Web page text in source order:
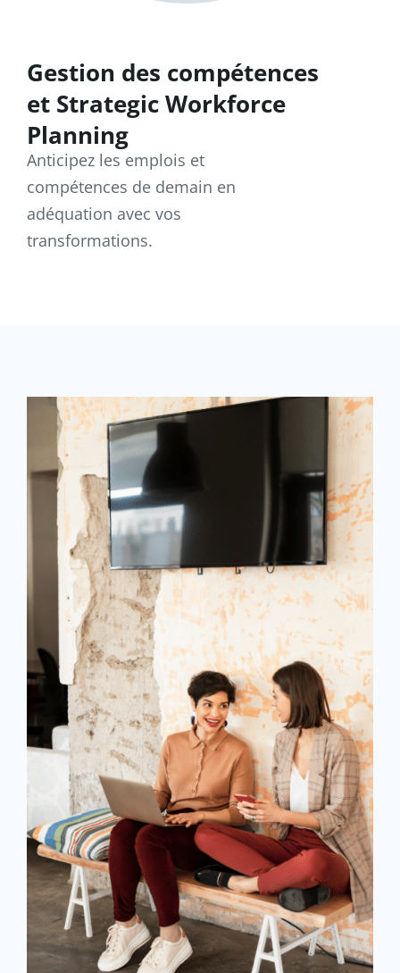
Gestion des compétences
et Strategic Workforce
Planning
Anticipez les emplois et
compétences de demain en
adéquation avec vos
transformations.